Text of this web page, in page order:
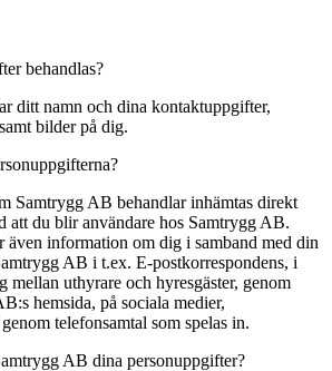
behandlas?
ditt namn och dina kontaktuppgifter,
bilder på dig.
Samtrygg AB behandlar inhämtas direkt
att du blir användare hos Samtrygg AB.
även information om dig i samband med din
AB i t.ex. E-postkorrespondens, i
mellan uthyrare och hyresgäster, genom
hemsida, på sociala medier,
telefonsamtal som spelas in.
AB dina personuppgifter?